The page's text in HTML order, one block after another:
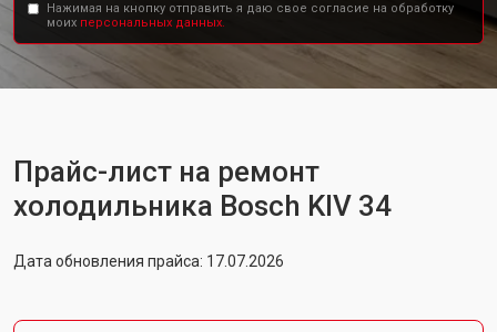
Нажимая на кнопку отправить я даю свое согласие на обработку
моих персональных данных.
Прайс-лист на ремонт
холодильника Bosch KIV 34
Дата обновления прайса: 17.07.2026